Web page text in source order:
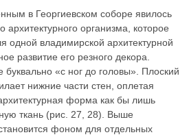
в Георгиевском соборе явилось
архитектурного организма, которое
одной владимирской архитектурной
развитие его резного декора.
буквально «с ног до головы». Плоский
нижние части стен, оплетая
форма как бы лишь
ткань (рис. 27, 28). Выше
фоном для отдельных